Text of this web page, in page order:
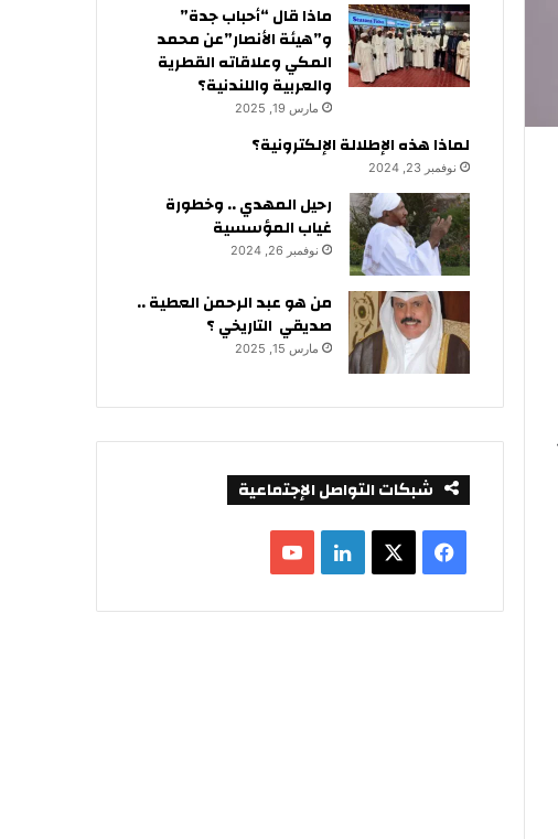
ماذا قال “أحباب جدة”
و”هيئة الأنصار”عن محمد
المكي وعلاقاته القطرية
والعربية واللندنية؟
مارس 19, 2025
لماذا هذه الإطلالة الإلكترونية؟
نوفمبر 23, 2024
رحيل المهدي .. وخطورة
غياب المؤسسية
نوفمبر 26, 2024
من هو عبد الرحمن العطية ..
صديقي التاريخي ؟
مارس 15, 2025
شبكات التواصل الإجتماعية
ل